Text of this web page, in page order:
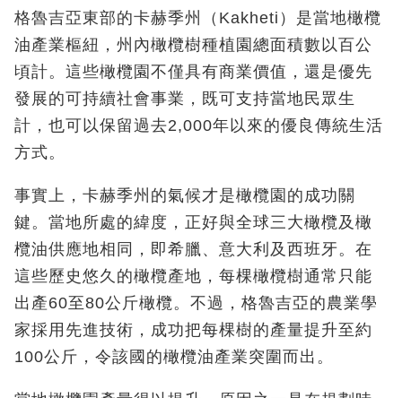
格魯吉亞東部的卡赫季州（Kakheti）是當地橄欖
油產業樞紐，州內橄欖樹種植園總面積數以百公
頃計。這些橄欖園不僅具有商業價值，還是優先
發展的可持續社會事業，既可支持當地民眾生
計，也可以保留過去2,000年以來的優良傳統生活
方式。
事實上，卡赫季州的氣候才是橄欖園的成功關
鍵。當地所處的緯度，正好與全球三大橄欖及橄
欖油供應地相同，即希臘、意大利及西班牙。在
這些歷史悠久的橄欖產地，每棵橄欖樹通常只能
出產60至80公斤橄欖。不過，格魯吉亞的農業學
家採用先進技術，成功把每棵樹的產量提升至約
100公斤，令該國的橄欖油產業突圍而出。